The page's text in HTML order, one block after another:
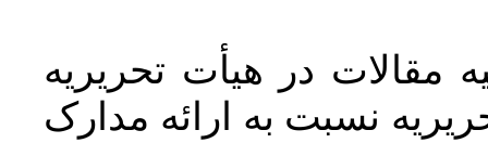
مقالات در هیأت تحریریه
نسبت به ارائه مدارک